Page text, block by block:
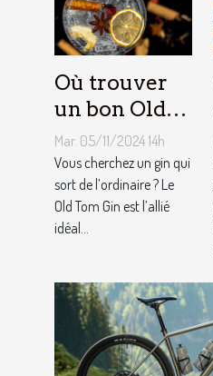
Où trouver
un bon Old
Tom Gin
artisanal ?
Mar. 05/11/2024 14h
Vous cherchez un gin qui
sort de l’ordinaire ? Le
Old Tom Gin est l’allié
idéal...